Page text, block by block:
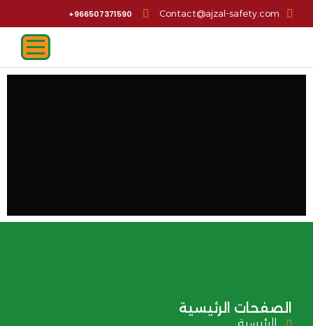
Contact@ajzal-safety.com
966507371590+
الصفحات الرئيسية
الرئيسية